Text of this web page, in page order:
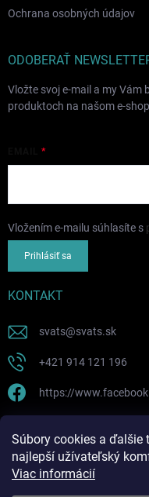
Súbory cookies a ďalšie
najlepší užívateľský
Viac informácií
Ochrana osobných údajov
ODOBERAŤ
Vložte svoj e-mail a my Vám
produktoch na našom e-
Vložením e-mailu súhlasíte s
Prihlásiť sa
KONTAKT
svats@svats.sk
+421 914 121 196
https://
PRIJÍMAME ONLINE